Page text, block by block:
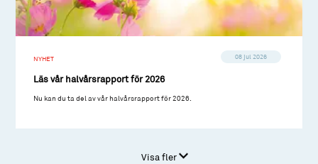
NYHET 08 jul 2026
Läs vår halvårsrapport för 2026
Nu kan du ta del av vår halvårsrapport för 2026.
Visa fler